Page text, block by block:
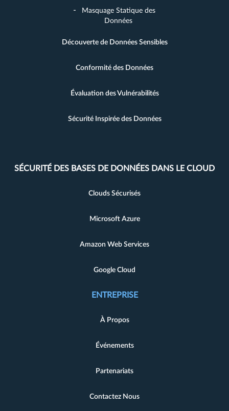
Masquage Statique des
Données
Découverte de Données Sensibles
Conformité des Données
Évaluation des Vulnérabilités
Sécurité Inspirée des Données
SÉCURITÉ DES BASES DE DONNÉES DANS LE CLOUD
Clouds Sécurisés
Microsoft Azure
Amazon Web Services
Google Cloud
ENTREPRISE
À Propos
Événements
Partenariats
Contactez Nous